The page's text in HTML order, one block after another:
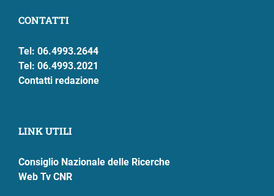
CONTATTI
Tel: 06.4993.2644
Tel: 06.4993.2021
Contatti redazione
LINK UTILI
Consiglio Nazionale delle Ricerche
Web Tv CNR